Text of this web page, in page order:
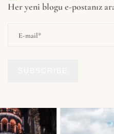
Her yeni blogu e-postanız